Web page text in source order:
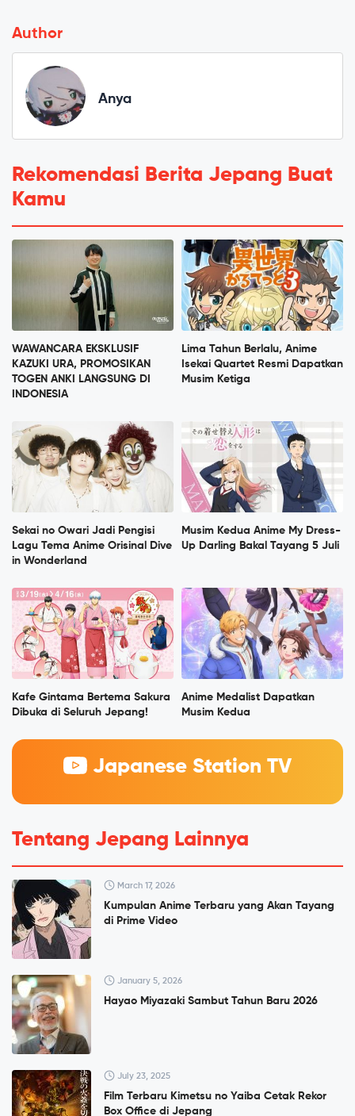
Author
Anya
Rekomendasi Berita Jepang Buat
Kamu
WAWANCARA EKSKLUSIF
KAZUKI URA, PROMOSIKAN
TOGEN ANKI LANGSUNG DI
INDONESIA
Lima Tahun Berlalu, Anime
Isekai Quartet Resmi Dapatkan
Musim Ketiga
Sekai no Owari Jadi Pengisi
Lagu Tema Anime Orisinal Dive
in Wonderland
Musim Kedua Anime My Dress-
Up Darling Bakal Tayang 5 Juli
Kafe Gintama Bertema Sakura
Dibuka di Seluruh Jepang!
Anime Medalist Dapatkan
Musim Kedua
Japanese Station TV
Tentang Jepang Lainnya
March 17, 2026
Kumpulan Anime Terbaru yang Akan Tayang
di Prime Video
January 5, 2026
Hayao Miyazaki Sambut Tahun Baru 2026
July 23, 2025
Film Terbaru Kimetsu no Yaiba Cetak Rekor
Box Office di Jepang